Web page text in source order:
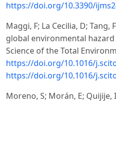
https://doi.org/10.3390/
Maggi, F; La Cecilia, D; Tang,
global environmental
Science of the Total
https://doi.org/10.1016/
https://doi.org/10.1016/
Moreno, S; Morán, E; Quijije,